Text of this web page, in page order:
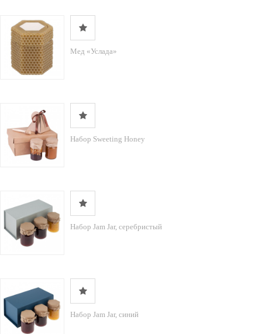
Мед «Услада»
Набор Sweeting Honey
Набор Jam Jar, серебристый
Набор Jam Jar, синий